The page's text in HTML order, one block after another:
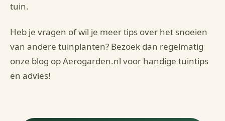
tuin.
Heb je vragen of wil je meer tips over het snoeien
van andere tuinplanten? Bezoek dan regelmatig
onze blog op Aerogarden.nl voor handige tuintips
en advies!